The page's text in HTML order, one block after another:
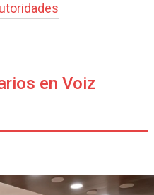
en Voiz